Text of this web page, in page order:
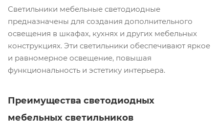
Светильники мебельные светодиодные
предназначены для создания дополнительного
освещения в шкафах, кухнях и других мебельных
конструкциях. Эти светильники обеспечивают яркое
и равномерное освещение, повышая
функциональность и эстетику интерьера.
Преимущества светодиодных
мебельных светильников